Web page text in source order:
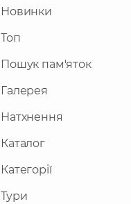
Новинки
Топ
Пошук пам'яток
Галерея
Натхнення
Каталог
Категорії
Тури